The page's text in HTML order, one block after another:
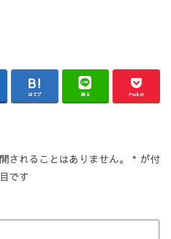
はてブ 送る Pocket
されることはありません。 * が付
です